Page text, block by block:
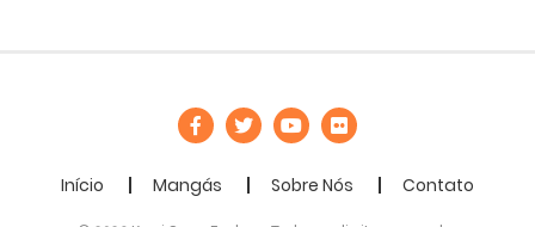
Início Mangás Sobre Nós Contato